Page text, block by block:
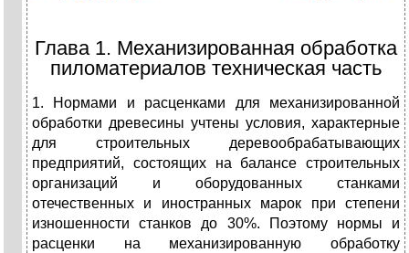
Глава 1. Механизированная обработка
пиломатериалов техническая часть
1. Нормами и расценками для механизированной
обработки древесины учтены условия, характерные
для строительных деревообрабатывающих
предприятий, состоящих на балансе строительных
организаций и оборудованных станками
отечественных и иностранных марок при степени
изношенности станков до 30%. Поэтому нормы и
расценки на механизированную обработку